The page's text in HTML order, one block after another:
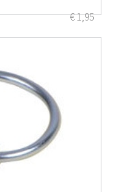
€1,95